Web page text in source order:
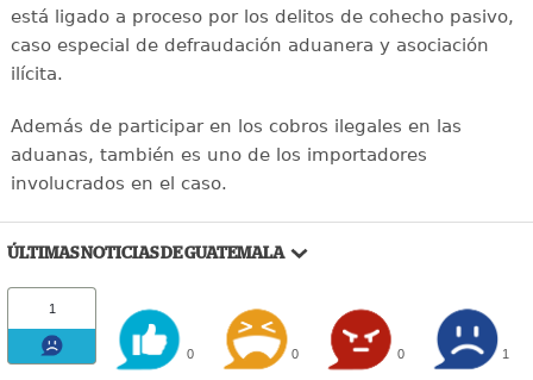
está ligado a proceso por los delitos de cohecho pasivo,
caso especial de defraudación aduanera y asociación
ilícita.
Además de participar en los cobros ilegales en las
aduanas, también es uno de los importadores
involucrados en el caso.
ÚLTIMAS NOTICIAS DE GUATEMALA
1
0 0 0 1